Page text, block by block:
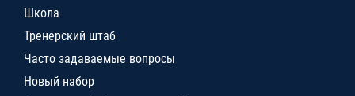
Школа
Тренерский штаб
Часто задаваемые вопросы
Новый набор